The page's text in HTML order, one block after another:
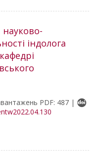
індолога
PDF: 487 |